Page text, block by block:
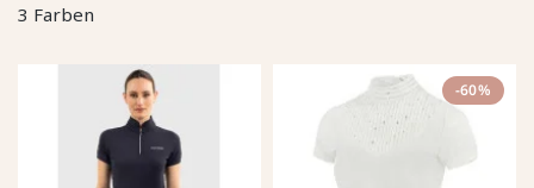
3 Farben
-60%